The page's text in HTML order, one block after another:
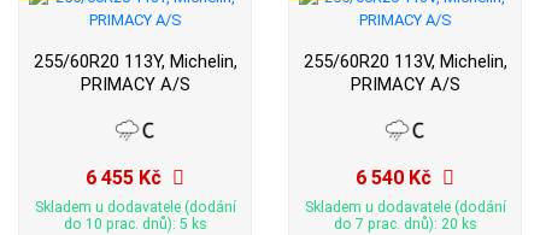
255/60R20 113Y, Michelin,
PRIMACY A/S
6 455 Kč
Skladem u dodavatele (dodání
do 10 prac. dnů): 5 ks
255/60R20 113V, Michelin,
PRIMACY A/S
6 540 Kč
Skladem u dodavatele (dodání
do 7 prac. dnů): 20 ks